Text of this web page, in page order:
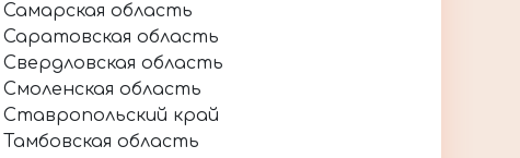
Самарская область
Саратовская область
Свердловская область
Смоленская область
Ставропольский край
Тамбовская область